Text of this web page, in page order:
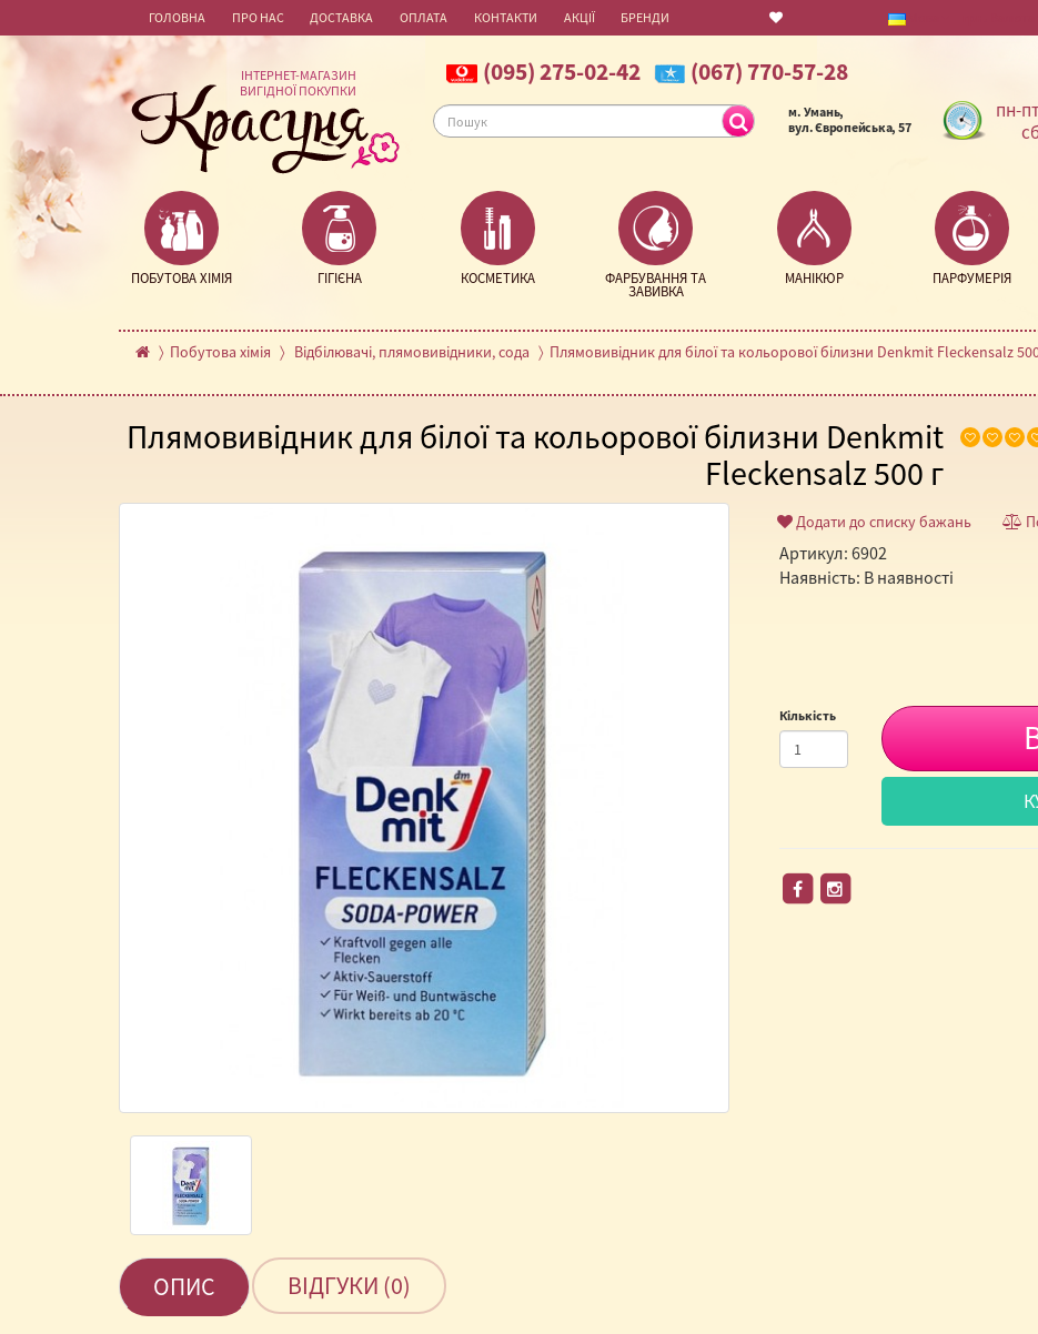
ГОЛОВНА ПРО НАС ДОСТАВКА ОПЛАТА КОНТАКТИ АКЦІЇ БРЕНДИ
ІНТЕРНЕТ-МАГАЗИН
ВИГІДНОЇ ПОКУПКИ
(095) 275-02-42 (067) 770-57-28
м. Умань,
вул. Європейська, 57
пн-
ПОБУТОВА ХІМІЯ ГІГІЄНА КОСМЕТИКА ФАРБУВАННЯ ТА
ЗАВИВКА
МАНІКЮР ПАРФУМЕРІЯ
Побутова хімія Відбілювачі, плямовивідники, сода Плямовивідник для білої та кольорової білизни Denkmit Fleckensalz
Плямовивідник для білої та кольорової білизни Denkmit
Fleckensalz 500 г
Додати до списку бажань
Артикул: 6902
Наявність: В наявності
Кількість
ОПИС ВІДГУКИ (0)